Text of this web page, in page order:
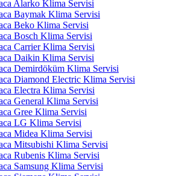
Alarko Klima Servisi
Baymak Klima Servisi
Beko Klima Servisi
Bosch Klima Servisi
Carrier Klima Servisi
Daikin Klima Servisi
Demirdöküm Klima Servisi
Diamond Electric Klima Servisi
Electra Klima Servisi
General Klima Servisi
Gree Klima Servisi
LG Klima Servisi
Midea Klima Servisi
Mitsubishi Klima Servisi
Rubenis Klima Servisi
Samsung Klima Servisi